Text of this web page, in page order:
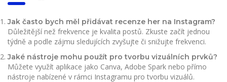
Jak často bych měl přidávat recenze her na Instagram?
Důležitější než frekvence je kvalita postů. Zkuste začít jednou
týdně a podle zájmu sledujících zvyšujte či snižujte frekvenci.
Jaké nástroje mohu použít pro tvorbu vizuálních prvků?
Můžete využít aplikace jako Canva, Adobe Spark nebo přímo
nástroje nabízené v rámci Instagramu pro tvorbu vizuálů.